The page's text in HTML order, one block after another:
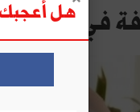
في زمنهل أعجبك